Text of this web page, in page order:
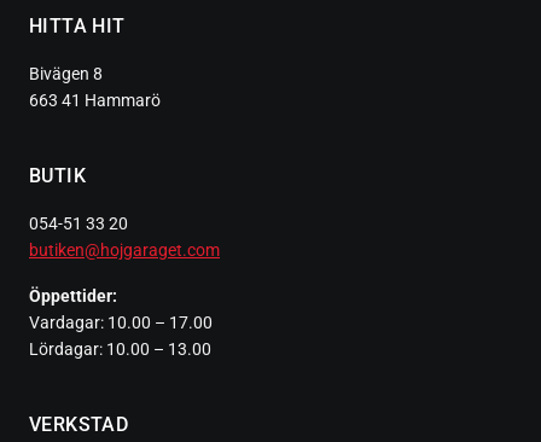
HITTA HIT
Bivägen 8
663 41 Hammarö
BUTIK
054-51 33 20
butiken@hojgaraget.com
Öppettider:
Vardagar: 10.00 – 17.00
Lördagar: 10.00 – 13.00
VERKSTAD